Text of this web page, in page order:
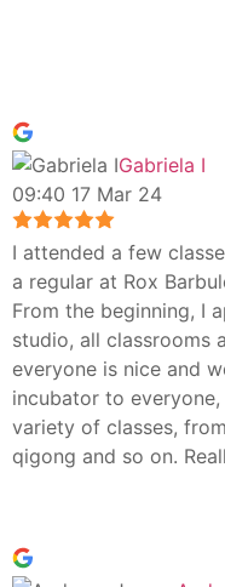
Gabriela I
09:40 17 Mar 24
I attended a few
a regular at Rox
From the beginning, I
studio, all classrooms
everyone is nice and
incubator to
variety of classes,
qigong and so on.